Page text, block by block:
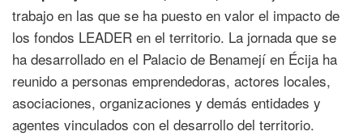
trabajo en las que se ha puesto en valor el impacto de
los fondos LEADER en el territorio. La jornada que se
ha desarrollado en el Palacio de Benamejí en Écija ha
reunido a personas emprendedoras, actores locales,
asociaciones, organizaciones y demás entidades y
agentes vinculados con el desarrollo del territorio.